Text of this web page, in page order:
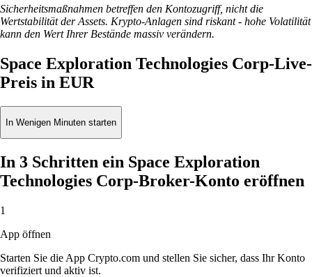
Sicherheitsmaßnahmen betreffen den Kontozugriff, nicht die
Wertstabilität der Assets. Krypto-Anlagen sind riskant - hohe Volatilität
kann den Wert Ihrer Bestände massiv verändern.
Space Exploration Technologies Corp-Live-
Preis in EUR
In Wenigen Minuten starten
In 3 Schritten ein Space Exploration
Technologies Corp-Broker-Konto eröffnen
1
App öffnen
Starten Sie die App Crypto.com und stellen Sie sicher, dass Ihr Konto
verifiziert und aktiv ist.